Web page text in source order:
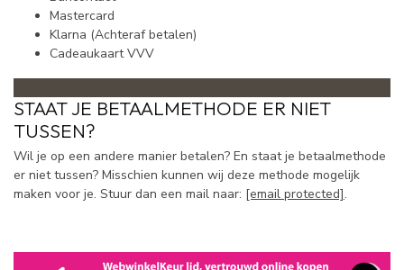
Mastercard
Klarna (Achteraf betalen)
Cadeaukaart VVV
STAAT JE BETAALMETHODE ER NIET
TUSSEN?
Wil je op een andere manier betalen? En staat je betaalmethode
er niet tussen? Misschien kunnen wij deze methode mogelijk
maken voor je. Stuur dan een mail naar: [email protected].